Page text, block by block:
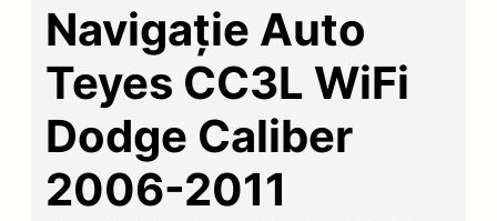
Navigație Auto
Teyes CC3L WiFi
Dodge Caliber
2006-2011